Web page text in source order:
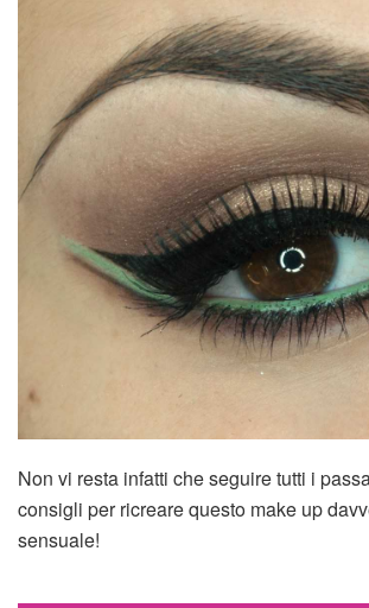
Non vi resta infatti che seguire tutti i
consigli per ricreare questo make up
sensuale!